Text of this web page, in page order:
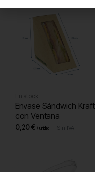
En stock
Envase Sándwich Kraft
con Ventana
0,20 € Sin IVA